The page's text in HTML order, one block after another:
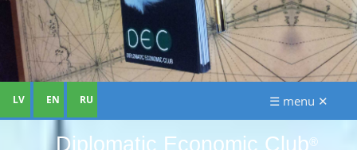
Diplomatic Economic Club®
LV EN RU ☰ menu ✕